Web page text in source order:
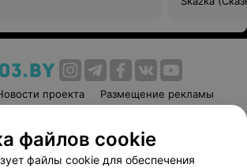
проекта
Размещение рекламы
соглашение
Способы оплаты
Вакансии
Партнеры
файлов cookie
файлы cookie для обеспечения